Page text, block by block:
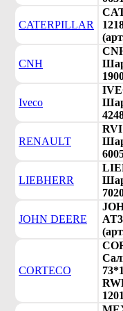
CATERPILLAR
CNH
Iveco
RENAULT
RVI
LIEBHERR
JOHN DEERE
CORTECO